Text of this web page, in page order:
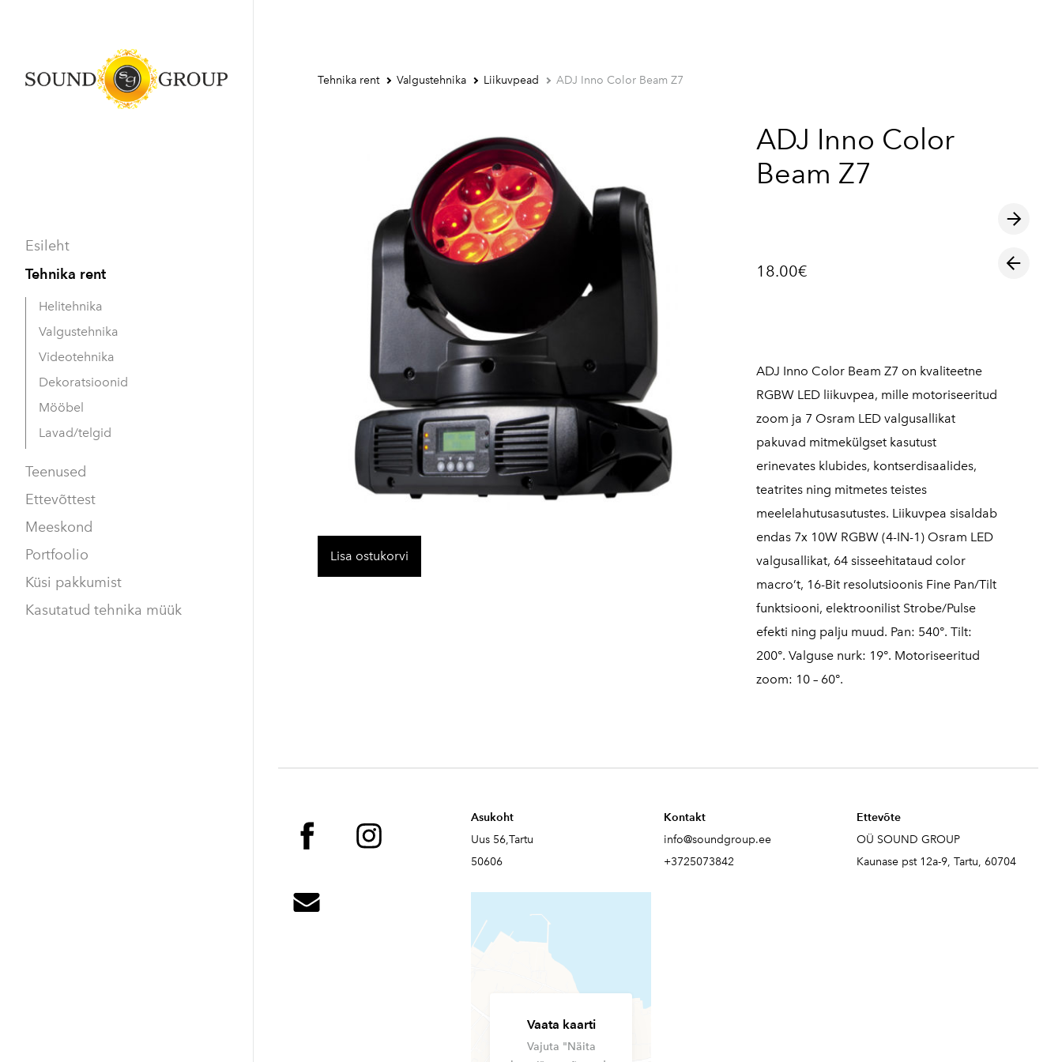
Esileht
Tehnika rent
Helitehnika
Valgustehnika
Videotehnika
Dekoratsioonid
Mööbel
Lavad/telgid
Teenused
Ettevõttest
Meeskond
Portfoolio
Küsi pakkumist
Kasutatud tehnika müük
Tehnika rent Valgustehnika Liikuvpead ADJ Inno Color Beam Z7
Lisa ostukorvi
ADJ Inno Color
Beam Z7
18.00€
ADJ Inno Color Beam Z7 on kvaliteetne
RGBW LED liikuvpea, mille motoriseeritud
zoom ja 7 Osram LED valgusallikat
pakuvad mitmekülgset kasutust
erinevates klubides, kontserdisaalides,
teatrites ning mitmetes teistes
meelelahutusasutustes. Liikuvpea sisaldab
endas 7x 10W RGBW (4-IN-1) Osram LED
valgusallikat, 64 sisseehitataud color
macro’t, 16-Bit resolutsioonis Fine Pan/Tilt
funktsiooni, elektroonilist Strobe/Pulse
efekti ning palju muud. Pan: 540°. Tilt:
200°. Valguse nurk: 19°. Motoriseeritud
zoom: 10 – 60°.
Asukoht
Uus 56,Tartu
50606
Vaata kaarti
Vajuta "Näita
Kontakt
info@soundgroup.ee
+3725073842
Ettevõte
OÜ SOUND GROUP
Kaunase pst 12a-9, Tartu, 60704